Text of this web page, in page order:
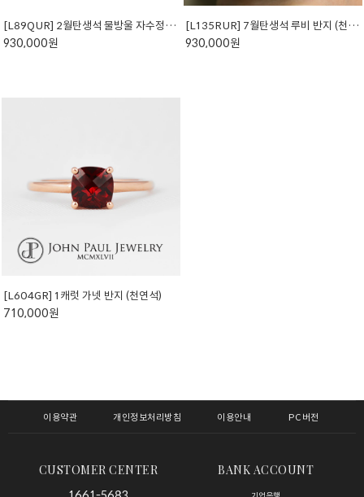
[L89QUR] 2월탄생석 물방울 자수정 반지 (천연석)
930,000원
[L135RUR] 7월탄생석 루비 반지 (천연석)
930,000원
[L604GR] 1캐럿 가넷 반지 (천연석)
710,000원
이용약관 개인정보처리방침 이용안내 PC버전
CUSTOMER CENTER BANK ACCOUNT
기업은행